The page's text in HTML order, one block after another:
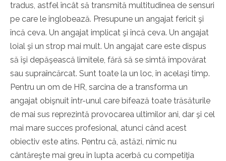
tradus, astfel încât să transmită multitudinea de sensuri
pe care le înglobează. Presupune un angajat fericit şi
încă ceva. Un angajat implicat şi încă ceva. Un angajat
loial şi un strop mai mult. Un angajat care este dispus
să îşi depăşească limitele, fără să se simtă împovărat
sau supraîncărcat. Sunt toate la un loc, în acelaşi timp.
Pentru un om de HR, sarcina de a transforma un
angajat obişnuit într-unul care bifează toate trăsăturile
de mai sus reprezintă provocarea ultimilor ani, dar şi cel
mai mare succes profesional, atunci când acest
obiectiv este atins. Pentru că, astăzi, nimic nu
cântăreşte mai greu în lupta acerbă cu competiţia